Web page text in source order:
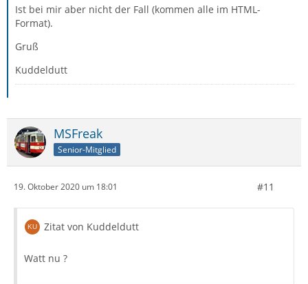
Ist bei mir aber nicht der Fall (kommen alle im HTML-
Format).
Gruß
Kuddeldutt
MSFreak
Senior-Mitglied
19. Oktober 2020 um 18:01 #11
Zitat von Kuddeldutt
Watt nu ?